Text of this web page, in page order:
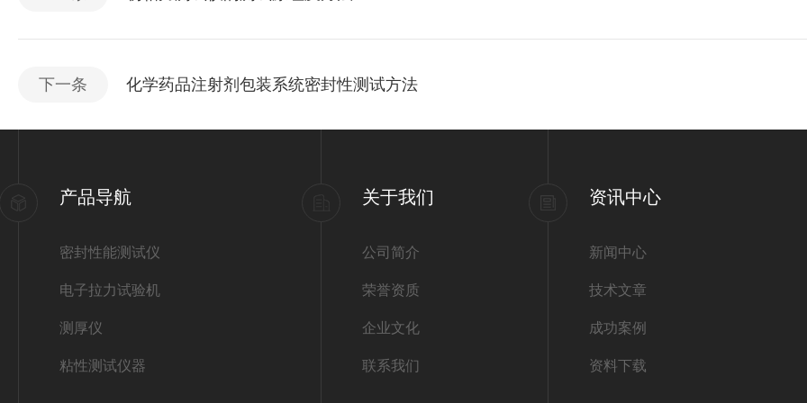
下一条 化学药品注射剂包装系统密封性测试方法
产品导航
密封性能测试仪
电子拉力试验机
测厚仪
粘性测试仪器
关于我们
公司简介
荣誉资质
企业文化
联系我们
资讯中心
新闻中心
技术文章
成功案例
资料下载